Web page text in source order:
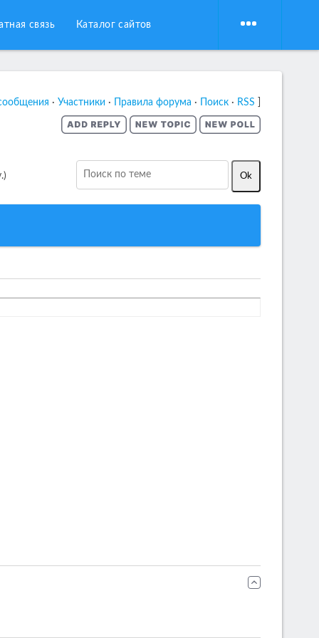
связь Каталог сайтов
· Участники · Правила форума · Поиск · RSS